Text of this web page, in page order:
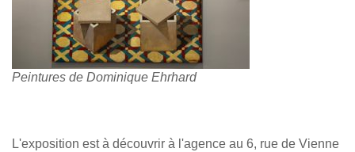
Peintures de Dominique Ehrhard
L'exposition est à découvrir à l'agence au 6, rue de Vienne